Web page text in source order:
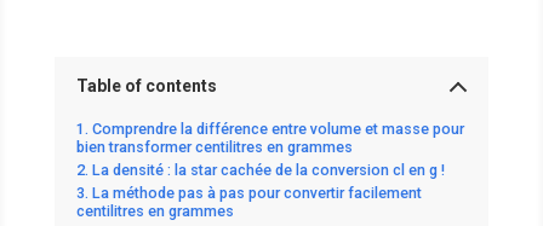
Table of contents
Comprendre la différence entre volume et masse pour
bien transformer centilitres en grammes
La densité : la star cachée de la conversion cl en g !
La méthode pas à pas pour convertir facilement
centilitres en grammes